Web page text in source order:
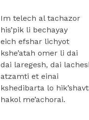
Im telech al tachazor
his’pik li bechayay
eich efshar lichyot
kshe’atah omer li dai
dai laregesh, dai
atzamti et einai
kshedibarta lo
hakol me’achorai.